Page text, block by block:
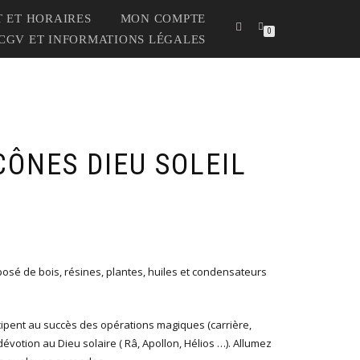
ET HORAIRES
MON COMPTE
ET INFORMATIONS LÉGALES
0
DIEU SOLEIL
de bois, résines, plantes, huiles et condensateurs
au succès des opérations magiques (carrière,
au Dieu solaire ( Râ, Apollon, Hélios …). Allumez